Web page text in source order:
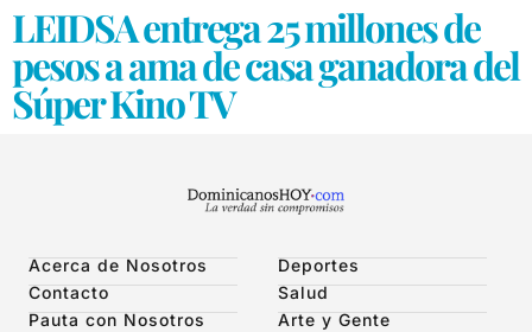
LEIDSA entrega 25 millones de
pesos a ama de casa ganadora del
Súper Kino TV
Acerca de Nosotros
Contacto
Pauta con Nosotros
Deportes
Salud
Arte y Gente